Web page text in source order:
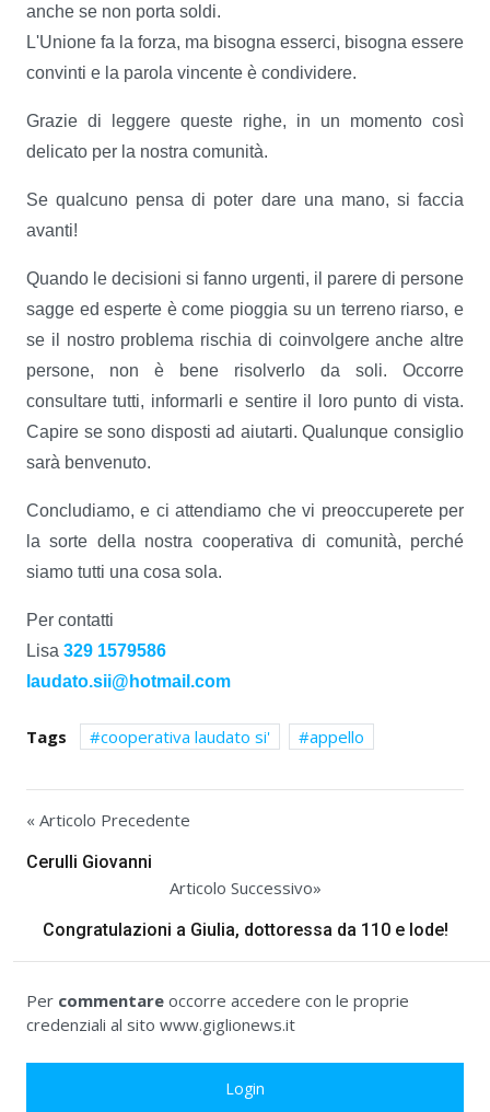
anche se non porta soldi.
L'Unione fa la forza, ma bisogna esserci, bisogna essere
convinti e la parola vincente è condividere.
Grazie di leggere queste righe, in un momento così
delicato per la nostra comunità.
Se qualcuno pensa di poter dare una mano, si faccia
avanti!
Quando le decisioni si fanno urgenti, il parere di persone
sagge ed esperte è come pioggia su un terreno riarso, e
se il nostro problema rischia di coinvolgere anche altre
persone, non è bene risolverlo da soli. Occorre
consultare tutti, informarli e sentire il loro punto di vista.
Capire se sono disposti ad aiutarti. Qualunque consiglio
sarà benvenuto.
Concludiamo, e ci attendiamo che vi preoccuperete per
la sorte della nostra cooperativa di comunità, perché
siamo tutti una cosa sola.
Per contatti
Lisa 329 1579586
laudato.sii@hotmail.com
Tags cooperativa laudato si' appello
« Articolo Precedente
Cerulli Giovanni
Articolo Successivo»
Congratulazioni a Giulia, dottoressa da 110 e lode!
Per commentare occorre accedere con le proprie
credenziali al sito www.giglionews.it
Login